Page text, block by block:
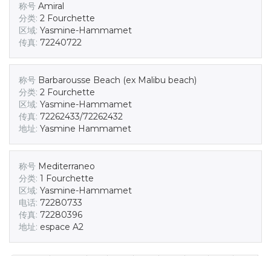
称号 Amiral
分类: 2 Fourchette
区域: Yasmine-Hammamet
传真: 72240722
称号 Barbarousse Beach (ex Malibu beach)
分类: 2 Fourchette
区域: Yasmine-Hammamet
传真: 72262433/72262432
地址: Yasmine Hammamet
称号 Mediterraneo
分类: 1 Fourchette
区域: Yasmine-Hammamet
电话: 72280733
传真: 72280396
地址: espace A2